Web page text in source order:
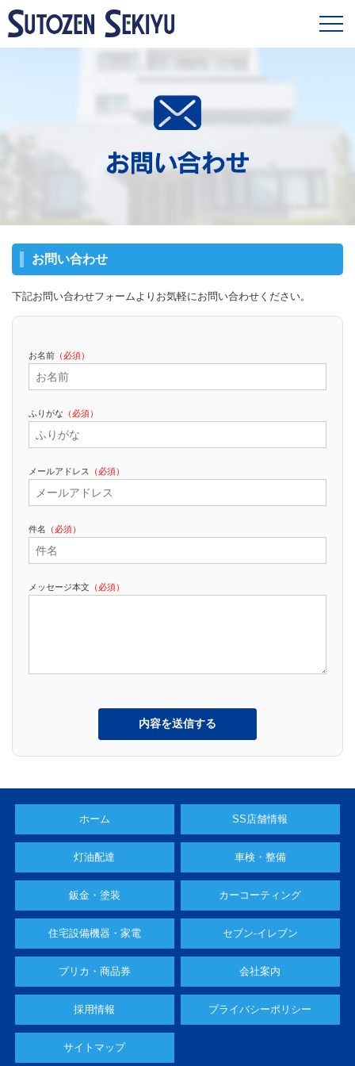
お問い合わせ
下記お問い合わせフォームよりお気軽にお問い合わせください。
お名前 （必須）
ふりがな （必須）
メールアドレス （必須）
件名 （必須）
メッセージ本文 （必須）
ホーム SS店舗情報
灯油配達 車検・整備
鈑金・塗装 カーコーティング
住宅設備機器・家電 セブン-イレブン
プリカ・商品券 会社案内
採用情報 プライバシーポリシー
サイトマップ